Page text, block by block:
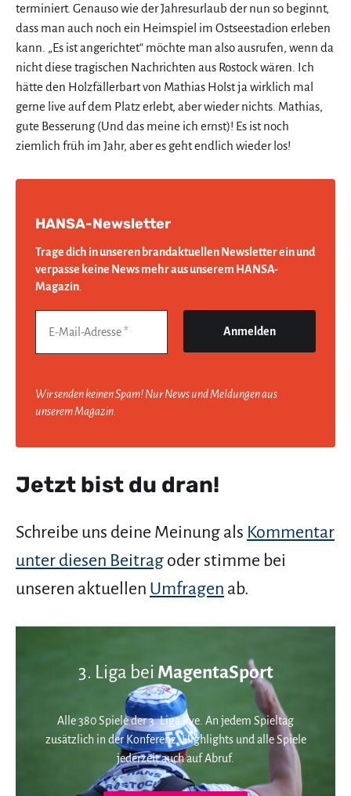
terminiert. Genauso wie der Jahresurlaub der nun so beginnt,
dass man auch noch ein Heimspiel im Ostseestadion erleben
kann. „Es ist angerichtet“ möchte man also ausrufen, wenn da
nicht diese tragischen Nachrichten aus Rostock wären. Ich
hätte den Holzfällerbart von Mathias Holst ja wirklich mal
gerne live auf dem Platz erlebt, aber wieder nichts. Mathias,
gute Besserung (Und das meine ich ernst)! Es ist noch
ziemlich früh im Jahr, aber es geht endlich wieder los!
HANSA-Newsletter
Trage dich in unseren brandaktuellen Newsletter ein und
verpasse keine News mehr aus unserem HANSA-
Magazin
Wir senden keinen Spam! Nur News und Meldungen aus
unserem Magazin.
Jetzt bist du dran!
Schreibe uns deine Meinung als Kommentar
unter diesen Beitrag oder stimme bei
unseren aktuellen Umfragen ab.
3. Liga bei MagentaSport
Alle 380 Spiele der 3. Liga live. An jedem Spieltag
zusätzlich in der Konferenz. Highlights und alle Spiele
jederzeit auch auf Abruf.